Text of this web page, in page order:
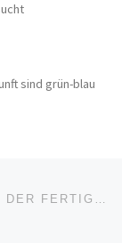
sind grün-blau